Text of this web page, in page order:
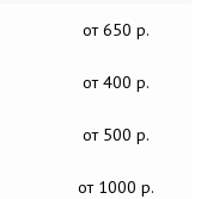
от 650 р.
от 400 р.
от 500 р.
от 1000 р.